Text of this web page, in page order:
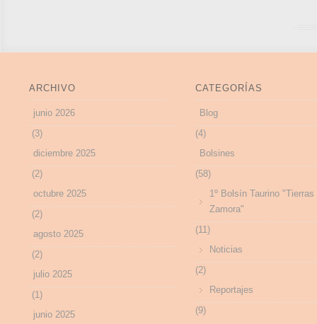
ARCHIVO
junio 2026
(3)
diciembre 2025
(2)
octubre 2025
(2)
agosto 2025
(2)
julio 2025
(1)
junio 2025
CATEGORÍAS
Blog
(4)
Bolsines
(58)
1º Bolsín Taurino "Tierras
Zamora"
(11)
Noticias
(2)
Reportajes
(9)